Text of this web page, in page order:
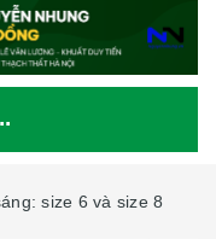
size 6 và size 8